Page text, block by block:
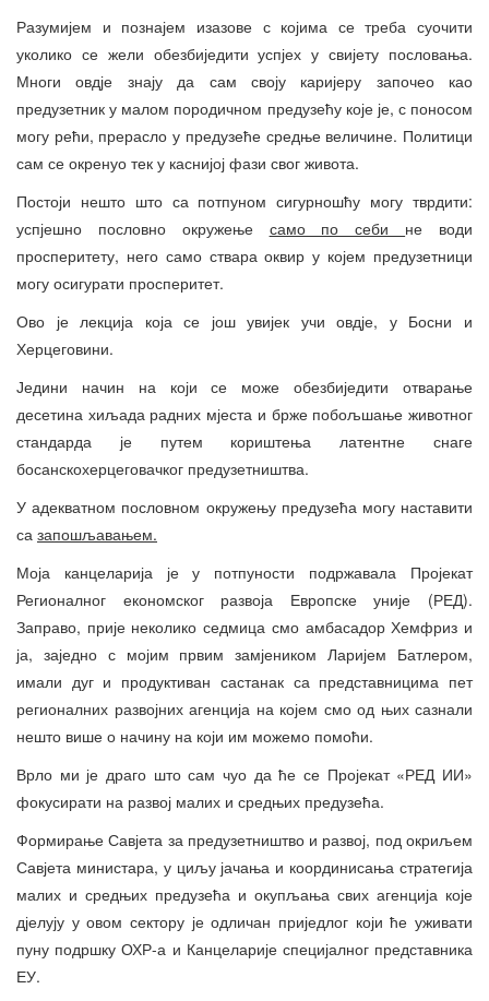
Разумијем и познајем изазове с којима се треба суочити
уколико се жели обезбиједити успјех у свијету пословања.
Многи овдје знају да сам своју каријеру започео као
предузетник у малом породичном предузећу које је, с поносом
могу рећи, прерасло у предузеће средње величине. Политици
сам се окренуо тек у каснијој фази свог живота.
Постоји нешто што са потпуном сигурношћу могу тврдити:
успјешно пословно окружење само по себи не води
просперитету, него само ствара оквир у којем предузетници
могу осигурати просперитет.
Ово је лекција која се још увијек учи овдје, у Босни и
Херцеговини.
Једини начин на који се може обезбиједити отварање
десетина хиљада радних мјеста и брже побољшање животног
стандарда је путем кориштења латентне снаге
босанскохерцеговачког предузетништва.
У адекватном пословном окружењу предузећа могу наставити
са запошљавањем.
Моја канцеларија је у потпуности подржавала Пројекат
Регионалног економског развоја Европске уније (РЕД).
Заправо, прије неколико седмица смо амбасадор Хемфриз и
ја, заједно с мојим првим замјеником Ларијем Батлером,
имали дуг и продуктиван састанак са представницима пет
регионалних развојних агенција на којем смо од њих сазнали
нешто више о начину на који им можемо помоћи.
Врло ми је драго што сам чуо да ће се Пројекат «РЕД ИИ»
фокусирати на развој малих и средњих предузећа.
Формирање Савјета за предузетништво и развој, под окриљем
Савјета министара, у циљу јачања и координисања стратегија
малих и средњих предузећа и окупљања свих агенција које
дјелују у овом сектору је одличан приједлог који ће уживати
пуну подршку ОХР-а и Канцеларије специјалног представника
ЕУ.